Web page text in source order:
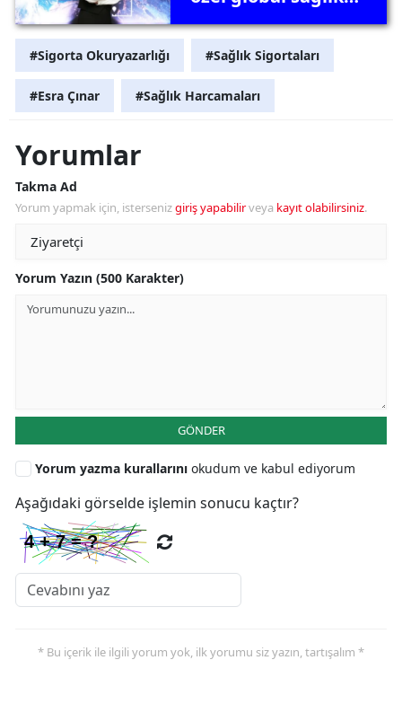
#Sigorta Okuryazarlığı #Sağlık Sigortaları
#Esra Çınar #Sağlık Harcamaları
Yorumlar
Takma Ad
Yorum yapmak için, istersenizgiriş yapabilirveya kayıt olabilirsiniz.
Yorum Yazın (500 Karakter)
GÖNDER
Yorum yazma kurallarını okudum ve kabul ediyorum
Aşağıdaki görselde işlemin sonucu kaçtır?
* Bu içerik ile ilgili yorum yok, ilk yorumu siz yazın, tartışalım *